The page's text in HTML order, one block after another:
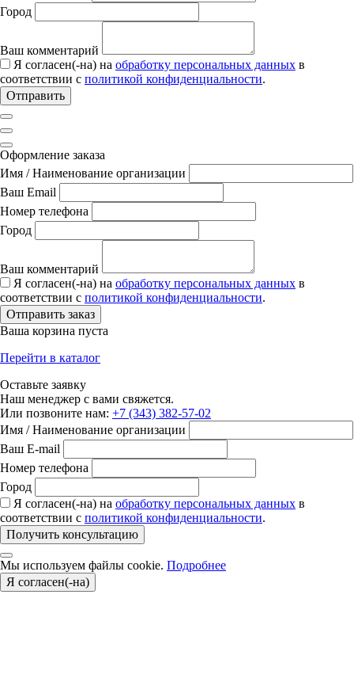
Город
Ваш комментарий
Я согласен(-на) на обработку персональных данных в
соответствии с политикой конфиденциальности.
Отправить
Оформление заказа
Имя / Наименование организации
Ваш Email
Номер телефона
Город
Ваш комментарий
Я согласен(-на) на обработку персональных данных в
соответствии с политикой конфиденциальности.
Отправить заказ
Ваша корзина пуста
Перейти в каталог
Оставьте заявку
Наш менеджер с вами свяжется.
Или позвоните нам: +7 (343) 382-57-02
Имя / Наименование организации
Ваш E-mail
Номер телефона
Город
Я согласен(-на) на обработку персональных данных в
соответствии с политикой конфиденциальности.
Получить консультацию
Мы используем файлы cookie. Подробнее
Я согласен(-на)